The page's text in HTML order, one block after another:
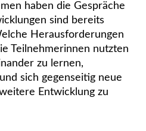
haben die Gespräche
sind bereits
Herausforderungen
Teilnehmerinnen nutzten
zu lernen,
sich gegenseitig neue
Entwicklung zu